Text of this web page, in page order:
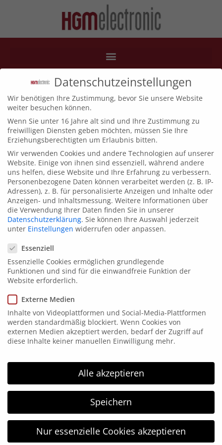
1_vita2_vita2-3-500
Kontakt
Elsen 15
Tel. 02357 171865
Fax: 02357 171867
HGM Electronic
HGM electronic wurde 1996 gegründet und arbeitet
im Bereich der Kennzeichnungstechnik. HGM
electronic ist Ihr kompetenter Partner in allen
Bereichen der Kennzeichnungstechnik: vom
Datenschutzeinstellungen
Wir benötigen Ihre Zustimmung, bevor Sie unsere Website
weiter besuchen können.
Wenn Sie unter 16 Jahre alt sind und Ihre Zustimmung zu
freiwilligen Diensten geben möchten, müssen Sie Ihre
Erziehungsberechtigten um Erlaubnis bitten.
Wir verwenden Cookies und andere Technologien auf unserer
Website. Einige von ihnen sind essenziell, während andere
uns helfen, diese Website und Ihre Erfahrung zu verbessern.
Personenbezogene Daten können verarbeitet werden (z. B. IP-
Adressen), z. B. für personalisierte Anzeigen und Inhalte oder
Anzeigen- und Inhaltsmessung. Weitere Informationen über
die Verwendung Ihrer Daten finden Sie in unserer
Datenschutzerklärung. Sie können Ihre Auswahl jederzeit
unter Einstellungen widerrufen oder anpassen.
Essenziell
Essenzielle Cookies ermöglichen grundlegende
Funktionen und sind für die einwandfreie Funktion der
Website erforderlich.
Externe Medien
Inhalte von Videoplattformen und Social-Media-Plattformen
werden standardmäßig blockiert. Wenn Cookies von
externen Medien akzeptiert werden, bedarf der Zugriff auf
diese Inhalte keiner manuellen Einwilligung mehr.
Alle akzeptieren
Speichern
Nur essenzielle Cookies akzeptieren